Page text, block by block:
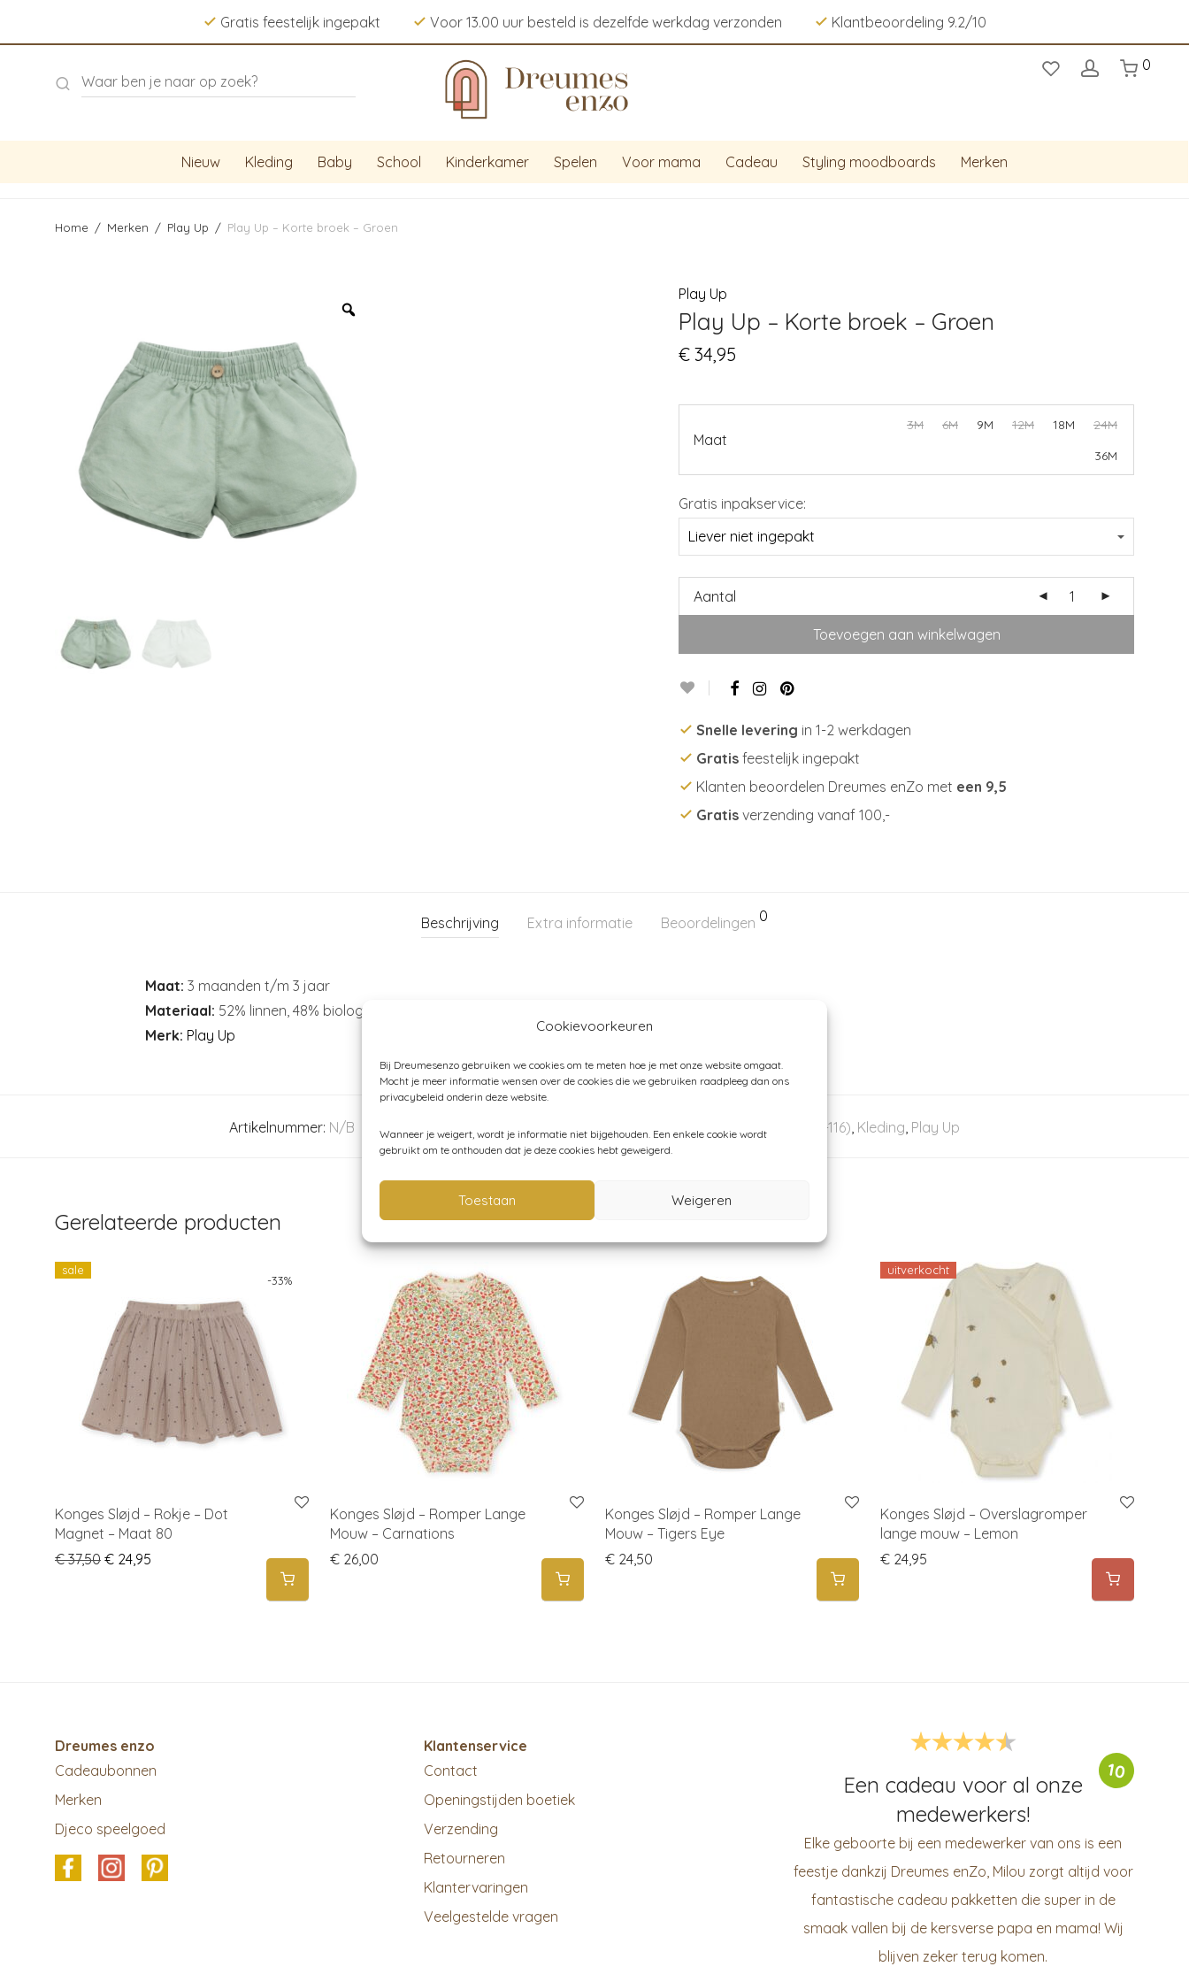
Cookievoorkeuren
Bij Dreumesenzo gebruiken we cookies om te meten hoe je met onze website omgaat.
Mocht je meer informatie wensen over de cookies die we gebruiken raadpleeg dan ons
privacybeleid onderin deze website.
Wanneer je weigert, wordt je informatie niet bijgehouden. Een enkele cookie wordt
gebruikt om te onthouden dat je deze cookies hebt geweigerd.
Toestaan Weigeren
Gratis feestelijk ingepakt Voor 13.00 uur besteld is dezelfde werkdag verzonden Klantbeoordeling 9.2/10
0
Nieuw Kleding Baby School Kinderkamer Spelen Voor mama Cadeau Styling moodboards Merken
Home / Merken / Play Up / Play Up – Korte broek – Groen
Play Up
Play Up – Korte broek – Groen
€ 34,95
Maat
3M 6M 9M 12M 18M
24M
36M
Gratis inpakservice:
Aantal
Toevoegen aan winkelwagen
Snelle levering in 1-2 werkdagen
Gratis feestelijk ingepakt
Klanten beoordelen Dreumes enZo met een 9,5
Gratis verzending vanaf 100,-
Beschrijving Extra informatie Beoordelingen 0
Maat: 3 maanden t/m 3 jaar
Materiaal: 52% linnen, 48% biologisch katoen
Merk: Play Up
Artikelnummer: N/B Categorieën: Baby Baby (44-80) , Broeken - leggings - shorts Kind (86-116) Kleding Play Up
Gerelateerde producten
-33%
sale
Konges Sløjd – Rokje – Dot
Magnet – Maat 80
€37,50 Original price was: € 37,50.
€ 24,95 Current price is: € 24,95.
Konges Sløjd – Romper Lange
Mouw – Carnations
€ 26,00
Konges Sløjd – Romper Lange
Mouw – Tigers Eye
€ 24,50
uitverkocht
Konges Sløjd – Overslagromper
lange mouw – Lemon
€ 24,95
Dreumes enzo
Cadeaubonnen
Merken
Djeco speelgoed
Klantenservice
Contact
Openingstijden boetiek
Verzending
Retourneren
Klantervaringen
Veelgestelde vragen
10
Een cadeau voor al onze
medewerkers!
Elke geboorte bij een medewerker van ons is een
feestje dankzij Dreumes enZo, Milou zorgt altijd voor
fantastische cadeau pakketten die super in de
smaak vallen bij de kersverse papa en mama! Wij
blijven zeker terug komen.